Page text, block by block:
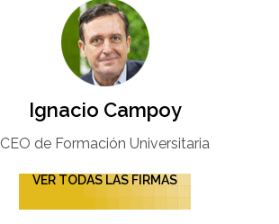
Ignacio Campoy​
CEO de Formación Universitaria​
VER TODAS LAS FIRMAS